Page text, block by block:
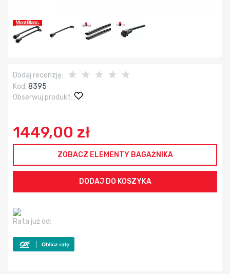
Dodaj recenzję:
Kod: 8395
Obserwuj produkt:
1449,00 zł
ZOBACZ ELEMENTY BAGAŻNIKA
Rata już od: